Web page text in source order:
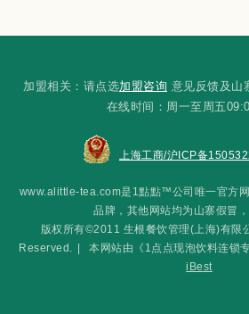
加盟相关：请点选加盟咨询 意见反馈及山
在线时间：周一至周五
www.alittle-tea.com是1點點™公司唯一官方
品牌，其他网站均为山寨假冒，
版权所有©2011 生根餐饮管理(上海)有限
Reserved.
本网站由《1点点现泡饮料连锁
iBest
上海工商/沪ICP备